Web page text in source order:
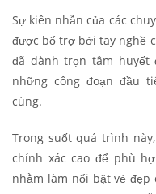
Sự kiên nhẫn của các
được bổ trợ bởi tay nghề
đã dành trọn tâm huyết
những công đoạn đầu
cùng.
Trong suốt quá trình
chính xác cao để phù
nhằm làm nổi bật vẻ đẹp